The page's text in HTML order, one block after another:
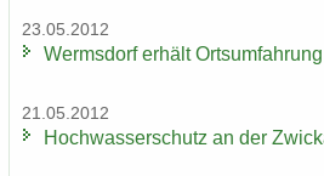
23.05.2012
Werms­dorf er­hält Orts­um­fah­rung
21.05.2012
Hoch­was­ser­schutz an der